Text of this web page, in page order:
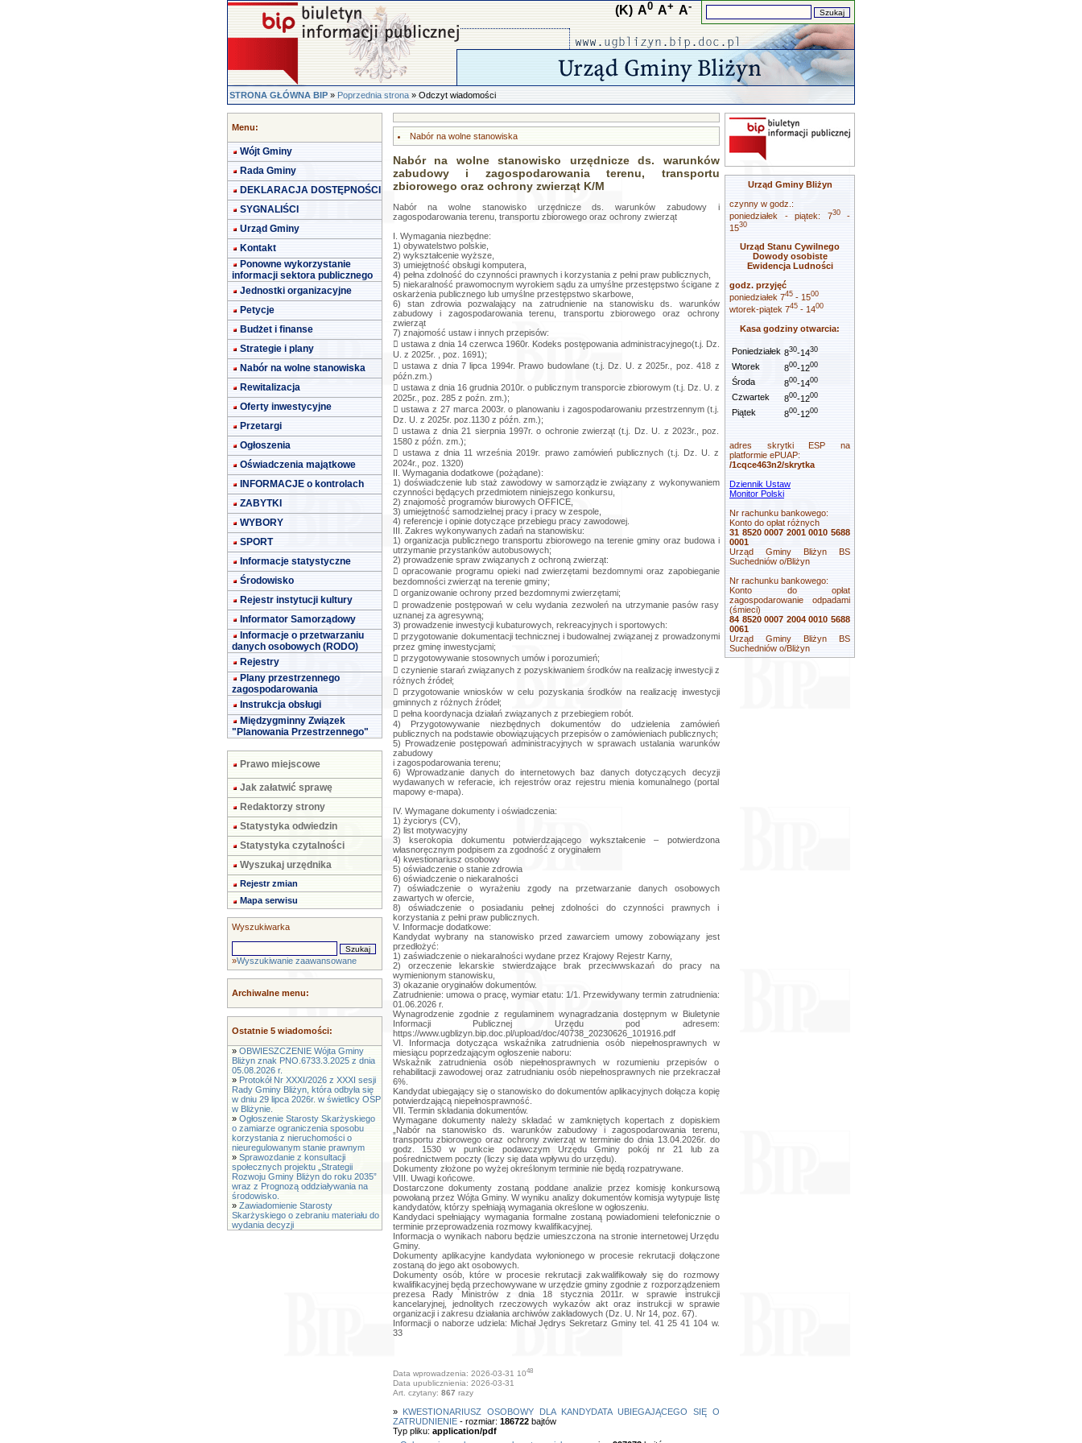
(K) A0 A+ A-
STRONA GŁÓWNA BIP»Poprzednia strona» Odczyt wiadomości
Menu:
Wójt Gminy
Rada Gminy
DEKLARACJA DOSTĘPNOŚCI
SYGNALIŚCI
Urząd Gminy
Kontakt
Ponowne wykorzystanie
informacji sektora publicznego
Jednostki organizacyjne
Petycje
Budżet i finanse
Strategie i plany
Nabór na wolne stanowiska
Rewitalizacja
Oferty inwestycyjne
Przetargi
Ogłoszenia
Oświadczenia majątkowe
INFORMACJE o kontrolach
ZABYTKI
WYBORY
SPORT
Informacje statystyczne
Środowisko
Rejestr instytucji kultury
Informator Samorządowy
Informacje o przetwarzaniu
danych osobowych (RODO)
Rejestry
Plany przestrzennego
zagospodarowania
Instrukcja obsługi
Międzygminny Związek
"Planowania Przestrzennego"
Prawo miejscowe
Jak załatwić sprawę
Redaktorzy strony
Statystyka odwiedzin
Statystyka czytalności
Wyszukaj urzędnika
Rejestr zmian
Mapa serwisu
Wyszukiwarka
»Wyszukiwanie zaawansowane
Archiwalne menu:
Ostatnie 5 wiadomości:
» OBWIESZCZENIE Wójta Gminy
Bliżyn znak PNO.6733.3.2025 z dnia
05.08.2026 r.
» Protokół Nr XXXI/2026 z XXXI sesji
Rady Gminy Bliżyn, która odbyła się
w dniu 29 lipca 2026r. w świetlicy OSP
w Bliżynie.
» Ogłoszenie Starosty Skarżyskiego
o zamiarze ograniczenia sposobu
korzystania z nieruchomości o
nieuregulowanym stanie prawnym
» Sprawozdanie z konsultacji
społecznych projektu „Strategii
Rozwoju Gminy Bliżyn do roku 2035”
wraz z Prognozą oddziaływania na
środowisko.
» Zawiadomienie Starosty
Skarżyskiego o zebraniu materiału do
wydania decyzji
Nabór na wolne stanowiska
Nabór na wolne stanowisko urzędnicze ds. warunków
zabudowy i zagospodarowania terenu, transportu
zbiorowego oraz ochrony zwierząt K/M
Nabór na wolne stanowisko urzędnicze ds. warunków zabudowy i
zagospodarowania terenu, transportu zbiorowego oraz ochrony zwierząt
I. Wymagania niezbędne:
1) obywatelstwo polskie,
2) wykształcenie wyższe,
3) umiejętność obsługi komputera,
4) pełna zdolność do czynności prawnych i korzystania z pełni praw publicznych,
5) niekaralność prawomocnym wyrokiem sądu za umyślne przestępstwo ścigane z
oskarżenia publicznego lub umyślne przestępstwo skarbowe,
6) stan zdrowia pozwalający na zatrudnienie na stanowisku ds. warunków
zabudowy i zagospodarowania terenu, transportu zbiorowego oraz ochrony
zwierząt
7) znajomość ustaw i innych przepisów:
 ustawa z dnia 14 czerwca 1960r. Kodeks postępowania administracyjnego(t.j. Dz.
U. z 2025r. , poz. 1691);
 ustawa z dnia 7 lipca 1994r. Prawo budowlane (t.j. Dz. U. z 2025r., poz. 418 z
późn.zm.)
 ustawa z dnia 16 grudnia 2010r. o publicznym transporcie zbiorowym (t.j. Dz. U. z
2025r., poz. 285 z poźn. zm.);
 ustawa z 27 marca 2003r. o planowaniu i zagospodarowaniu przestrzennym (t.j.
Dz. U. z 2025r. poz.1130 z późn. zm.);
 ustawa z dnia 21 sierpnia 1997r. o ochronie zwierząt (t.j. Dz. U. z 2023r., poz.
1580 z późn. zm.);
 ustawa z dnia 11 września 2019r. prawo zamówień publicznych (t.j. Dz. U. z
2024r., poz. 1320)
II. Wymagania dodatkowe (pożądane):
1) doświadczenie lub staż zawodowy w samorządzie związany z wykonywaniem
czynności będących przedmiotem niniejszego konkursu,
2) znajomość programów biurowych OFFICE,
3) umiejętność samodzielnej pracy i pracy w zespole,
4) referencje i opinie dotyczące przebiegu pracy zawodowej.
III. Zakres wykonywanych zadań na stanowisku:
1) organizacja publicznego transportu zbiorowego na terenie gminy oraz budowa i
utrzymanie przystanków autobusowych;
2) prowadzenie spraw związanych z ochroną zwierząt:
 opracowanie programu opieki nad zwierzętami bezdomnymi oraz zapobieganie
bezdomności zwierząt na terenie gminy;
 organizowanie ochrony przed bezdomnymi zwierzętami;
 prowadzenie postępowań w celu wydania zezwoleń na utrzymanie pasów rasy
uznanej za agresywną;
3) prowadzenie inwestycji kubaturowych, rekreacyjnych i sportowych:
 przygotowanie dokumentacji technicznej i budowalnej związanej z prowadzonymi
przez gminę inwestycjami;
 przygotowywanie stosownych umów i porozumień;
 czynienie starań związanych z pozyskiwaniem środków na realizację inwestycji z
różnych źródeł;
 przygotowanie wniosków w celu pozyskania środków na realizację inwestycji
gminnych z różnych źródeł;
 pełna koordynacja działań związanych z przebiegiem robót.
4) Przygotowywanie niezbędnych dokumentów do udzielenia zamówień
publicznych na podstawie obowiązujących przepisów o zamówieniach publicznych;
5) Prowadzenie postępowań administracyjnych w sprawach ustalania warunków
zabudowy
i zagospodarowania terenu;
6) Wprowadzanie danych do internetowych baz danych dotyczących decyzji
wydawanych w referacie, ich rejestrów oraz rejestru mienia komunalnego (portal
mapowy e-mapa).
IV. Wymagane dokumenty i oświadczenia:
1) życiorys (CV),
2) list motywacyjny
3) kserokopia dokumentu potwierdzającego wykształcenie – potwierdzona
własnoręcznym podpisem za zgodność z oryginałem
4) kwestionariusz osobowy
5) oświadczenie o stanie zdrowia
6) oświadczenie o niekaralności
7) oświadczenie o wyrażeniu zgody na przetwarzanie danych osobowych
zawartych w ofercie,
8) oświadczenie o posiadaniu pełnej zdolności do czynności prawnych i
korzystania z pełni praw publicznych.
V. Informacje dodatkowe:
Kandydat wybrany na stanowisko przed zawarciem umowy zobowiązany jest
przedłożyć:
1) zaświadczenie o niekaralności wydane przez Krajowy Rejestr Karny,
2) orzeczenie lekarskie stwierdzające brak przeciwwskazań do pracy na
wymienionym stanowisku,
3) okazanie oryginałów dokumentów.
Zatrudnienie: umowa o pracę, wymiar etatu: 1/1. Przewidywany termin zatrudnienia:
01.06.2026 r.
Wynagrodzenie zgodnie z regulaminem wynagradzania dostępnym w Biuletynie
Informacji Publicznej Urzędu pod adresem:
https://www.ugblizyn.bip.doc.pl/upload/doc/40738_20230626_101916.pdf
VI. Informacja dotycząca wskaźnika zatrudnienia osób niepełnosprawnych w
miesiącu poprzedzającym ogłoszenie naboru:
Wskaźnik zatrudnienia osób niepełnosprawnych w rozumieniu przepisów o
rehabilitacji zawodowej oraz zatrudnianiu osób niepełnosprawnych nie przekraczał
6%.
Kandydat ubiegający się o stanowisko do dokumentów aplikacyjnych dołącza kopię
potwierdzającą niepełnosprawność.
VII. Termin składania dokumentów.
Wymagane dokumenty należy składać w zamkniętych kopertach z dopiskiem
„Nabór na stanowisko ds. warunków zabudowy i zagospodarowania terenu,
transportu zbiorowego oraz ochrony zwierząt w terminie do dnia 13.04.2026r. do
godz. 1530 w punkcie podawczym Urzędu Gminy pokój nr 21 lub za
pośrednictwem poczty (liczy się data wpływu do urzędu).
Dokumenty złożone po wyżej określonym terminie nie będą rozpatrywane.
VIII. Uwagi końcowe.
Dostarczone dokumenty zostaną poddane analizie przez komisję konkursową
powołaną przez Wójta Gminy. W wyniku analizy dokumentów komisja wytypuje listę
kandydatów, którzy spełniają wymagania określone w ogłoszeniu.
Kandydaci spełniający wymagania formalne zostaną powiadomieni telefonicznie o
terminie przeprowadzenia rozmowy kwalifikacyjnej.
Informacja o wynikach naboru będzie umieszczona na stronie internetowej Urzędu
Gminy.
Dokumenty aplikacyjne kandydata wyłonionego w procesie rekrutacji dołączone
zostaną do jego akt osobowych.
Dokumenty osób, które w procesie rekrutacji zakwalifikowały się do rozmowy
kwalifikacyjnej będą przechowywane w urzędzie gminy zgodnie z rozporządzeniem
prezesa Rady Ministrów z dnia 18 stycznia 2011r. w sprawie instrukcji
kancelaryjnej, jednolitych rzeczowych wykazów akt oraz instrukcji w sprawie
organizacji i zakresu działania archiwów zakładowych (Dz. U. Nr 14, poz. 67).
Informacji o naborze udziela: Michał Jędrys Sekretarz Gminy tel. 41 25 41 104 w.
33
Data wprowadzenia: 2026-03-31 1048
Data upublicznienia: 2026-03-31
Art. czytany: 867 razy
» KWESTIONARIUSZ OSOBOWY DLA KANDYDATA UBIEGAJĄCEGO SIĘ O
ZATRUDNIENIE- rozmiar: 186722bajtów
Typ pliku: application/pdf
Urząd Gminy Bliżyn
czynny w godz.:
poniedziałek - piątek: 730-
1530
Urząd Stanu Cywilnego
Dowody osobiste
Ewidencja Ludności
godz. przyjęć
poniedziałek 745 - 1500
wtorek-piątek 745 - 1400
Kasa godziny otwarcia:
Poniedziałek 830-1430
Wtorek 800-1200
Środa 800-1400
Czwartek 800-1200
Piątek 800-1200
adres skrytki ESP na
platformie ePUAP:
/1cqce463n2/skrytka
Dziennik Ustaw
Monitor Polski
Nr rachunku bankowego:
Konto do opłat różnych
31 8520 0007 2001 0010 5688
0001
Urząd Gminy Bliżyn BS
Suchedniów o/Bliżyn
Nr rachunku bankowego:
Konto do opłat
zagospodarowanie odpadami
(śmieci)
84 8520 0007 2004 0010 5688
0061
Urząd Gminy Bliżyn BS
Suchedniów o/Bliżyn